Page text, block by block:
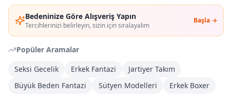
Bedeninize Göre Alışveriş Yapın
Tercihlerinizi belirleyin, sizin için sıralayalım
Başla →
Popüler Aramalar
Seksi Gecelik
Erkek Fantazi
Jartiyer Takım
Büyük Beden Fantazi
Sütyen Modelleri Erkek Boxer
Üye Ol
Sepete Ekle
Şimdi Al
DHL Kargoya Teslim
İlk iş günü kargoda